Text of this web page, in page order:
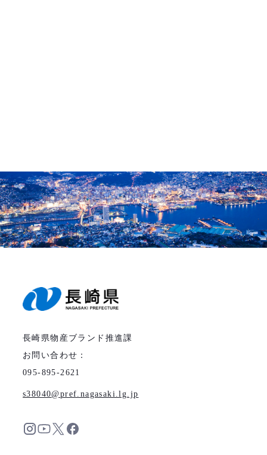
長崎県物産ブランド推進課
お問い合わせ：
095-895-2621
s38040 pref.nagasaki.lg.jp